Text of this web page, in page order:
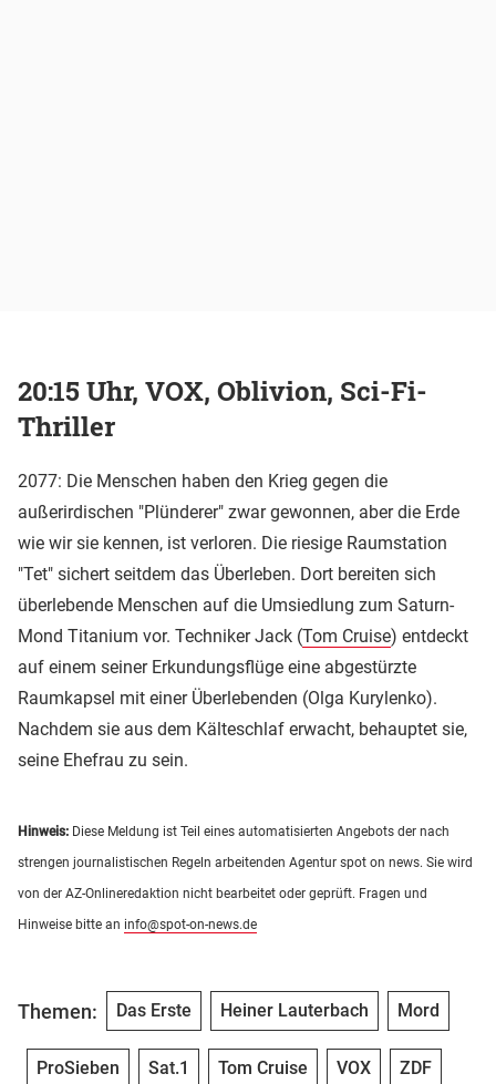
20:15 Uhr, VOX, Oblivion, Sci-Fi-
Thriller
2077: Die Menschen haben den Krieg gegen die
außerirdischen "Plünderer" zwar gewonnen, aber die Erde
wie wir sie kennen, ist verloren. Die riesige Raumstation
"Tet" sichert seitdem das Überleben. Dort bereiten sich
überlebende Menschen auf die Umsiedlung zum Saturn-
Mond Titanium vor. Techniker Jack (Tom Cruise) entdeckt
auf einem seiner Erkundungsflüge eine abgestürzte
Raumkapsel mit einer Überlebenden (Olga Kurylenko).
Nachdem sie aus dem Kälteschlaf erwacht, behauptet sie,
seine Ehefrau zu sein.
Hinweis: Diese Meldung ist Teil eines automatisierten Angebots der nach
strengen journalistischen Regeln arbeitenden Agentur spot on news. Sie wird
von der AZ-Onlineredaktion nicht bearbeitet oder geprüft. Fragen und
Hinweise bitte an info@spot-on-news.de
Themen: Das Erste Heiner Lauterbach Mord
ProSieben Sat.1 Tom Cruise VOX ZDF